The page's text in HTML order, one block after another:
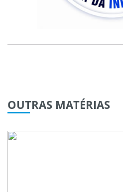
OUTRAS MATÉRIAS